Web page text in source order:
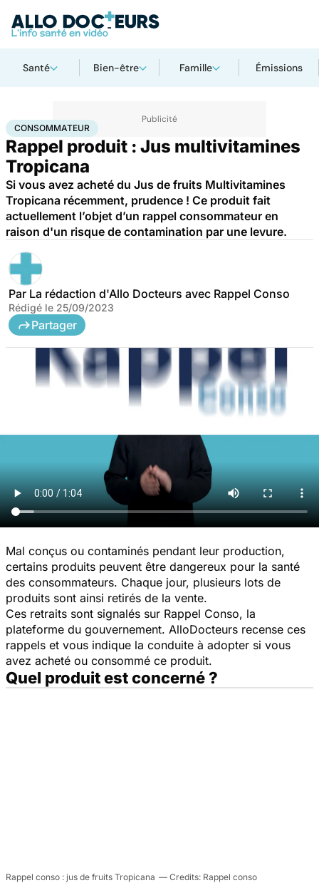
Santé Bien-être Famille Émissions
AccueilSantéConsommateur
CONSOMMATEUR
Rappel produit : Jus multivitamines
Tropicana
Si vous avez acheté du Jus de fruits Multivitamines
Tropicana récemment, prudence ! Ce produit fait
actuellement l’objet d’un rappel consommateur en
raison d'un risque de contamination par une levure.
Par La rédaction d'Allo Docteurs avec Rappel Conso
Rédigé le 25/09/2023
Partager
Mal conçus ou contaminés pendant leur production,
certains produits peuvent être dangereux pour la santé
des consommateurs. Chaque jour, plusieurs lots de
produits sont ainsi retirés de la vente.
Ces retraits sont signalés sur Rappel Conso, la
plateforme du gouvernement. AlloDocteurs recense ces
rappels et vous indique la conduite à adopter si vous
avez acheté ou consommé ce produit.
Quel produit est concerné ?
Rappel conso : jus de fruits Tropicana Rappel conso